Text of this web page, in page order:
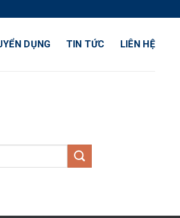
DỤNG TIN TỨC LIÊN HỆ